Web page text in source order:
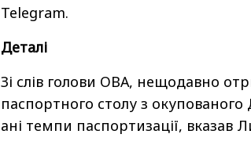
Telegram.
Деталі
Зі слів голови ОВА, нещодавно
паспортного столу з
ані темпи паспортизації, вказав